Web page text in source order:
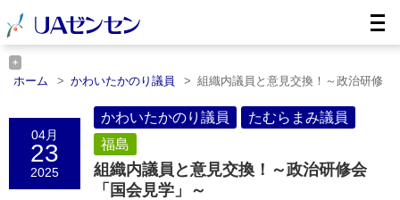
ホーム かわいたかのり議員
組織内議員と意見交換！～政治研修
ホーム
たむらまみ議員
組織内議員と意見交換！～政治研修会
「国会……
ホーム
組織内議員と意見交換！～政治研修会「国会……
04月
23
2025
かわいたかのり議員
たむらまみ議員
福島
組織内議員と意見交換！～政治研修会
「国会見学」～